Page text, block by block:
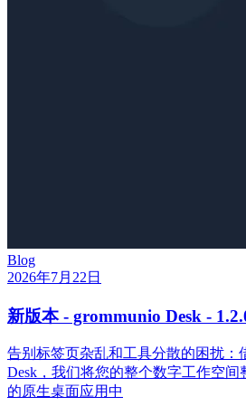
Blog
2026年7月22日
新版本 - grommunio Desk -
告别标签页杂乱和工具分散的困扰：
Desk，我们将您的整个数字工作空间
的原生桌面应用中